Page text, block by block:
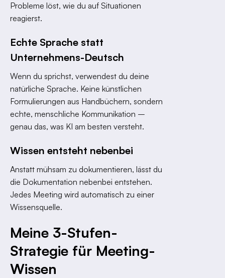
Probleme löst, wie du auf Situationen
reagierst.
Echte Sprache statt
Unternehmens-Deutsch
Wenn du sprichst, verwendest du deine
natürliche Sprache. Keine künstlichen
Formulierungen aus Handbüchern, sondern
echte, menschliche Kommunikation –
genau das, was KI am besten versteht.
Wissen entsteht nebenbei
Anstatt mühsam zu dokumentieren, lässt du
die Dokumentation nebenbei entstehen.
Jedes Meeting wird automatisch zu einer
Wissensquelle.
Meine 3-Stufen-
Strategie für Meeting-
Wissen